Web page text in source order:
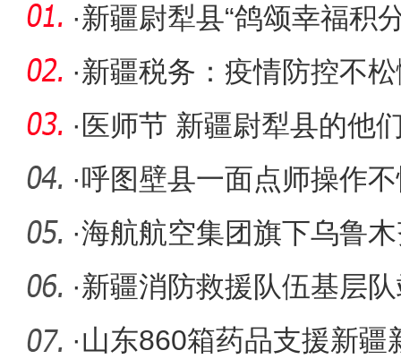
·新疆尉犁县“鸽颂幸福积
能添
·新疆税务：疫情防控不
· 医师节 新疆尉犁县的他
·呼图壁县一面点师操作
成功救援
·海航航空集团旗下乌鲁
名滞琼旅
·新疆消防救援队伍基层
展体能教
·山东860箱药品支援新疆